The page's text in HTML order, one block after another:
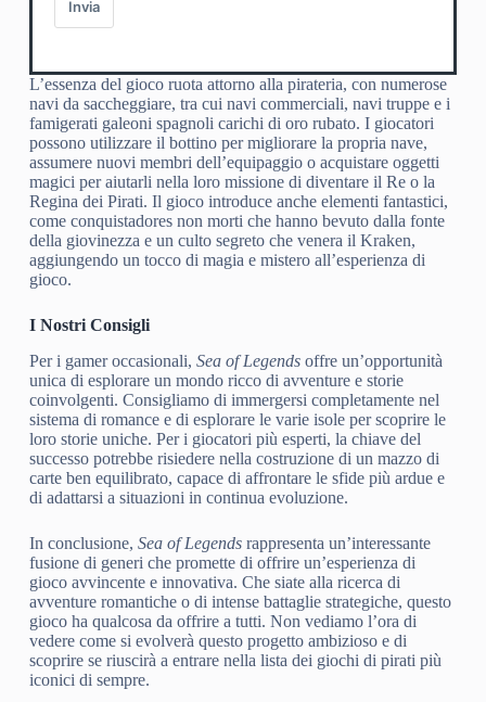
Invia
L’essenza del gioco ruota attorno alla pirateria, con numerose
navi da saccheggiare, tra cui navi commerciali, navi truppe e i
famigerati galeoni spagnoli carichi di oro rubato. I giocatori
possono utilizzare il bottino per migliorare la propria nave,
assumere nuovi membri dell’equipaggio o acquistare oggetti
magici per aiutarli nella loro missione di diventare il Re o la
Regina dei Pirati. Il gioco introduce anche elementi fantastici,
come conquistadores non morti che hanno bevuto dalla fonte
della giovinezza e un culto segreto che venera il Kraken,
aggiungendo un tocco di magia e mistero all’esperienza di
gioco.
I Nostri Consigli
Per i gamer occasionali, Sea of Legendsoffre un’opportunità
unica di esplorare un mondo ricco di avventure e storie
coinvolgenti. Consigliamo di immergersi completamente nel
sistema di romance e di esplorare le varie isole per scoprire le
loro storie uniche. Per i giocatori più esperti, la chiave del
successo potrebbe risiedere nella costruzione di un mazzo di
carte ben equilibrato, capace di affrontare le sfide più ardue e
di adattarsi a situazioni in continua evoluzione.
In conclusione, Sea of Legendsrappresenta un’interessante
fusione di generi che promette di offrire un’esperienza di
gioco avvincente e innovativa. Che siate alla ricerca di
avventure romantiche o di intense battaglie strategiche, questo
gioco ha qualcosa da offrire a tutti. Non vediamo l’ora di
vedere come si evolverà questo progetto ambizioso e di
scoprire se riuscirà a entrare nella lista dei giochi di pirati più
iconici di sempre.